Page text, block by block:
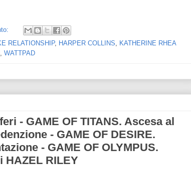
RELATIONSHIP, HARPER COLLINS
KATHERINE RHEA
WATTPAD
- GAME OF TITANS. Ascesa al
- GAME OF DESIRE.
- GAME OF OLYMPUS.
HAZEL RILEY